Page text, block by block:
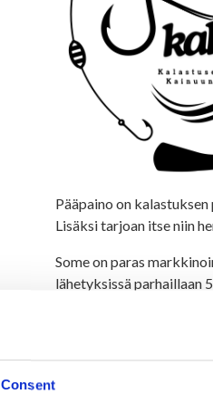
Consent
Pääpaino on
Lisäksi tarjoan itse niin
Some on paras
lähetyksissä parhaillaan
Suoritan parhaillaan